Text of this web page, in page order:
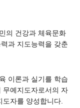
의 건강과 체육문화
과 지도능력을 갖춘
이론과 실기를 학습
무예지도자로서의 자
도자를 양성합니다.